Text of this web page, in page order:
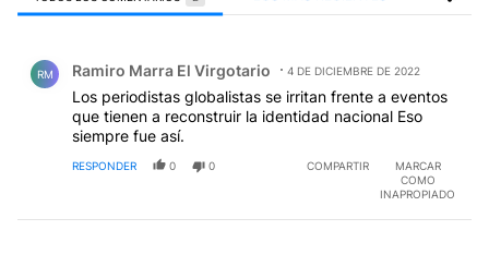
RM Ramiro Marra El Virgotario 4 DE DICIEMBRE DE 2022
Los periodistas globalistas se irritan frente a eventos
que tienen a reconstruir la identidad nacional Eso
siempre fue así.
RESPONDER 0 0 COMPARTIR
MARCAR
COMO
INAPROPIADO